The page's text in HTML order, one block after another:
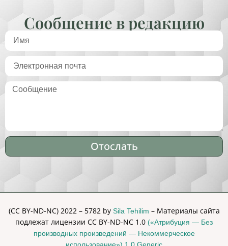
Сообщение в редакцию
Отослать
(CC BY-ND-NC) 2022 – 5782 by Sila Tehilim – Материалы сайта
подлежат лицензии CC BY-ND-NC 1.0 («Атрибуция — Без
производных произведений — Некоммерческое
использование») 1.0 Generic